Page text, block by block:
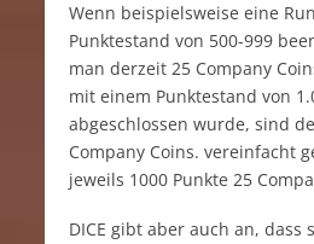
Wenn beispielsweise eine
Punktestand von 500-999
man derzeit 25 Company
mit einem Punktestand von
abgeschlossen wurde, sind
Company Coins. vereinfacht
jeweils 1000 Punkte 25
DICE gibt aber auch an, dass